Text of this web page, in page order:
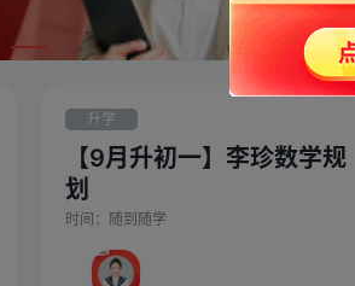
升学
【9月升初一】李珍数学规
划
时间： 随到随学